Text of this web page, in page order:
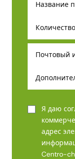
Я даю
адрес
Centro-